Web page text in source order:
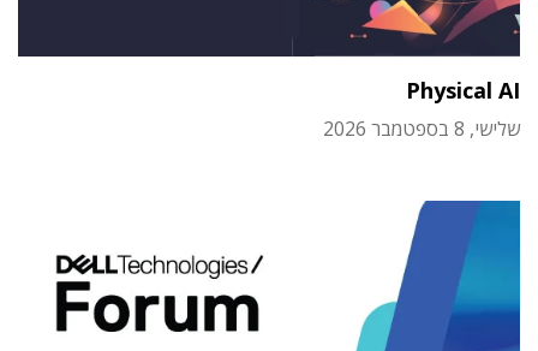
Physical AI
שלישי, 8 בספטמבר 2026